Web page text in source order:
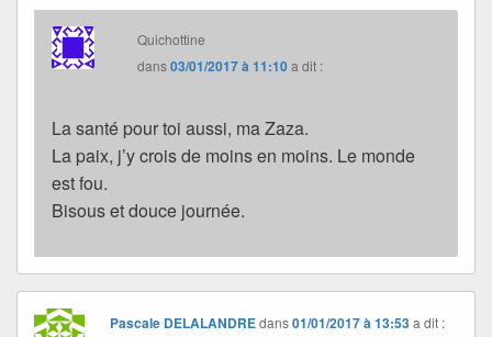
Quichottine
dans03/01/2017 à 11:10a dit :
La santé pour toi aussi, ma Zaza.
La paix, j’y crois de moins en moins. Le monde
est fou.
Bisous et douce journée.
Pascale DELALANDREdans01/01/2017 à 13:53 a dit :